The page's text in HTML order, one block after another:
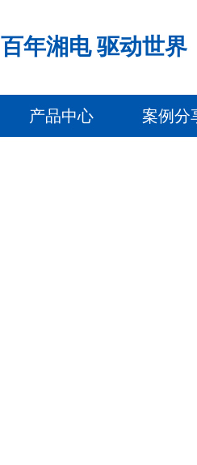
百年湘电 驱动世界
产品中心 案例分